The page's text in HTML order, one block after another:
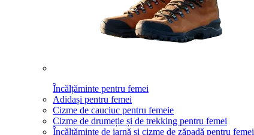
Încălțăminte pentru femei
Adidași pentru femei
Cizme de cauciuc pentru femeie
Cizme de drumeție și de trekking pentru femei
Încălțăminte de iarnă și cizme de zăpadă pentru femei